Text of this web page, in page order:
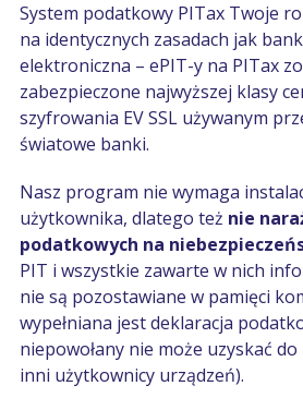
System podatkowy PITax Twoje
na identycznych zasadach jak
elektroniczna – ePIT-y na PITax
zabezpieczone najwyższej klasy
szyfrowania EV SSL używanym
światowe banki.
Nasz program nie wymaga
użytkownika, dlatego też nie
podatkowych na
PIT i wszystkie zawarte w nich
nie są pozostawiane w pamięci
wypełniana jest deklaracja
niepowołany nie może uzyskać
inni użytkownicy urządzeń).